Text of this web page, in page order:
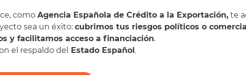
comoAgencia Española de Crédito a la Exportación, te
sea un éxito:cubrimos tus riesgos políticos o
y facilitamos acceso a financiación.
el respaldo del Estado Español.